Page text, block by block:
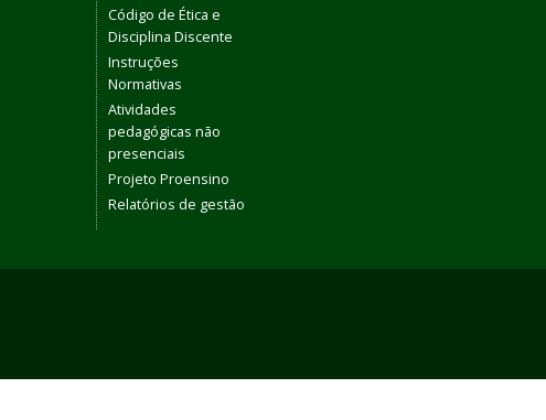
Código de Ética e
Disciplina Discente
Instruções
Normativas
Atividades
pedagógicas não
presenciais
Projeto Proensino
Relatórios de gestão